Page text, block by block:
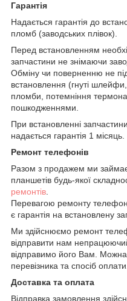
Гарантія
Надається гарантія до
пломб (заводських плівок).
Перед встановленням
запчастини не знімаючи
Обміну чи поверненню не
встановлення (гнуті шлейфи,
пломби, потемніння
пошкодженнями.
При встановленні
надається гарантія 1 місяць.
Ремонт телефонів
Разом з продажем ми
планшетів будь-якої
ремонтів
Перевагою ремонту
є гарантія на встановлену
Ми здійснюємо ремонт
відправити нам
відправимо його Вам. Можна
перевізника та спосіб оплати.
Доставка та оплата
Відправка замовлення